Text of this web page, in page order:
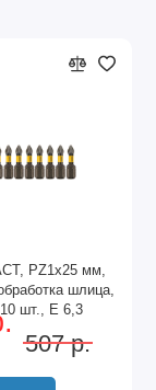
PZ1x25 мм,
шлица,
шт., Е 6,3
507 р.